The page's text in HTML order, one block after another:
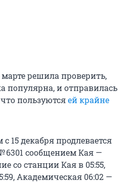
решила проверить,
популярна, и отправилась
пользуютсяей крайне
15 декабря продлевается
6301 сообщением Кая —
со станции Кая в 05:55,
Академическая 06:02 —